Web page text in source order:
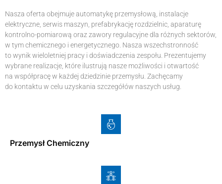
Nasza oferta obejmuje automatykę przemysłową, instalacje
elektryczne, serwis maszyn, prefabrykację rozdzielnic, aparaturę
kontrolno-pomiarową oraz zawory regulacyjne dla różnych sektorów,
w tym chemicznego i energetycznego. Nasza wszechstronność
to wynik wieloletniej pracy i doświadczenia zespołu. Prezentujemy
wybrane realizacje, które ilustrują nasze możliwości i otwartość
na współpracę w każdej dziedzinie przemysłu. Zachęcamy
do kontaktu w celu uzyskania szczegółów naszych usług.
Przemysł Chemiczny